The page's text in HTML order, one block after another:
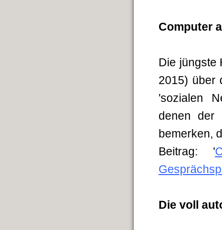
Computer
Die jüngste
2015) über
'sozialen
denen der
bemerken,
Beitrag: '
Die voll